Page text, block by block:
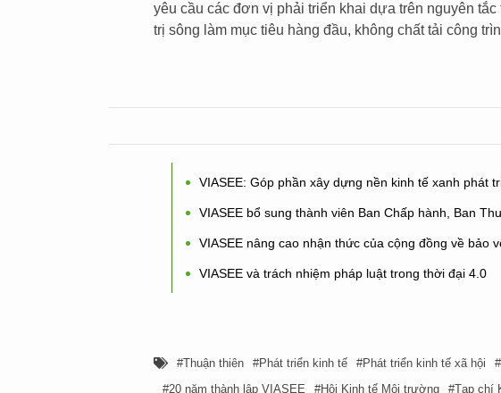
yêu cầu các đơn vị phải triển khai dựa trên nguyên
trị sông làm mục tiêu hàng đầu, không chất tải công
VIASEE: Góp phần xây dựng nền kinh tế xanh phát
VIASEE bổ sung thành viên Ban Chấp hành, Ban
VIASEE nâng cao nhận thức của cộng đồng về bảo
VIASEE và trách nhiệm pháp luật trong thời đại 4.0
Thuận thiên Phát triển kinh tế Phát triển kinh tế xã hội
20 năm thành lập VIASEE
Hội Kinh tế Môi trường Tạp chí